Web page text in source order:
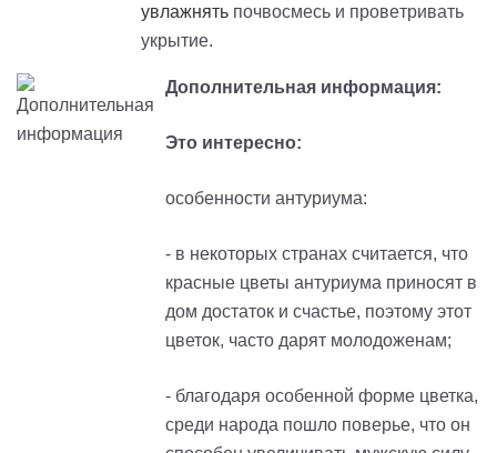
увлажнять почвосмесь и проветривать
укрытие.
Дополнительная информация:
Это интересно:
особенности антуриума:
- в некоторых странах считается, что
красные цветы антуриума приносят в
дом достаток и счастье, поэтому этот
цветок, часто дарят молодоженам;
- благодаря особенной форме цветка,
среди народа пошло поверье, что он